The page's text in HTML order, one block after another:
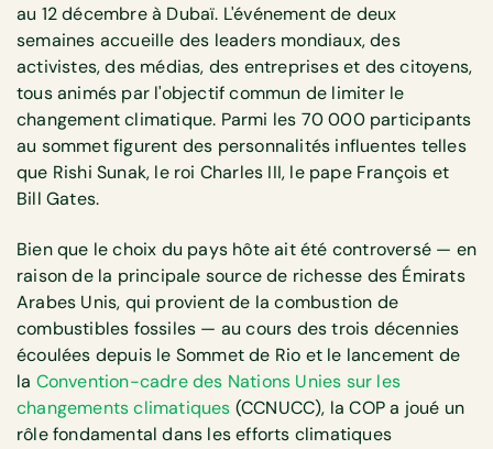
au 12 décembre à Dubaï. L'événement de deux
semaines accueille des leaders mondiaux, des
activistes, des médias, des entreprises et des citoyens,
tous animés par l'objectif commun de limiter le
changement climatique. Parmi les 70 000 participants
au sommet figurent des personnalités influentes telles
que Rishi Sunak, le roi Charles III, le pape François et
Bill Gates.
Bien que le choix du pays hôte ait été controversé — en
raison de la principale source de richesse des Émirats
Arabes Unis, qui provient de la combustion de
combustibles fossiles — au cours des trois décennies
écoulées depuis le Sommet de Rio et le lancement de
la Convention-cadre des Nations Unies sur les
changements climatiques (CCNUCC), la COP a joué un
rôle fondamental dans les efforts climatiques